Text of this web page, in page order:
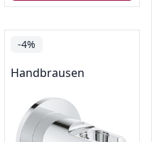
-4%
Handbrausen